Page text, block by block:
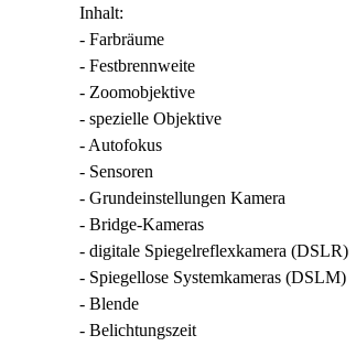
Inhalt:
- Farbräume
- Festbrennweite
- Zoomobjektive
- spezielle Objektive
- Autofokus
- Sensoren
- Grundeinstellungen Kamera
- Bridge-Kameras
- digitale Spiegelreflexkamera (DSLR)
- Spiegellose Systemkameras (DSLM)
- Blende
- Belichtungszeit